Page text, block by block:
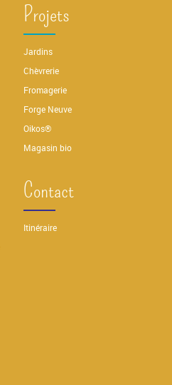
Projets
Jardins
Chèvrerie
Fromagerie
Forge Neuve
Oikos®
Magasin bio
Contact
Itinéraire